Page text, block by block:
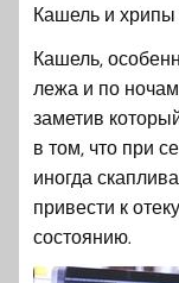
Кашель и хрипы
Кашель,
лежа и по
заметив
в том, что при
иногда
привести к
состоянию.